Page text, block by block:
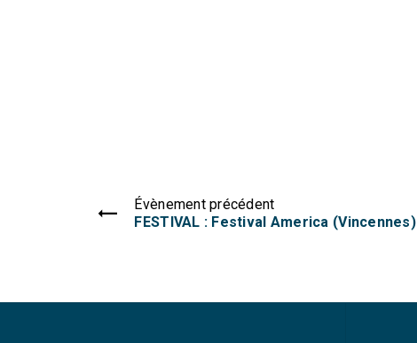
Évènement précédent
FESTIVAL : Festival America (Vincennes)